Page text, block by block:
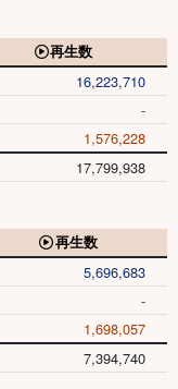
再生数
16,223,710
-
1,576,228
17,799,938
再生数
5,696,683
-
1,698,057
7,394,740